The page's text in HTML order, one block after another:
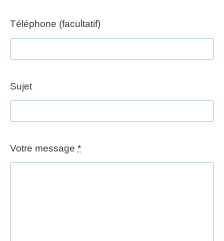
Téléphone (facultatif)
Sujet
Votre message *